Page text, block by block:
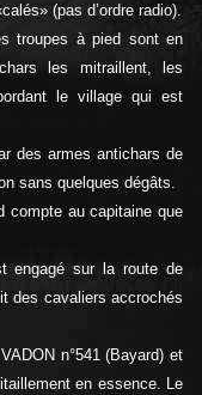
(pas d’ordre radio).
troupes à pied sont en
les mitraillent, les
le village qui est
des armes antichars de
sans quelques dégâts.
compte au capitaine que
engagé sur la route de
des cavaliers accrochés
n°541 (Bayard) et
en essence. Le